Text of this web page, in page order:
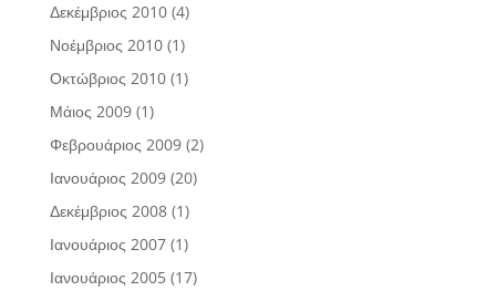
Δεκέμβριος 2010(4)
Νοέμβριος 2010(1)
Οκτώβριος 2010(1)
Μάιος 2009(1)
Φεβρουάριος 2009(2)
Ιανουάριος 2009(20)
Δεκέμβριος 2008(1)
Ιανουάριος 2007(1)
Ιανουάριος 2005(17)